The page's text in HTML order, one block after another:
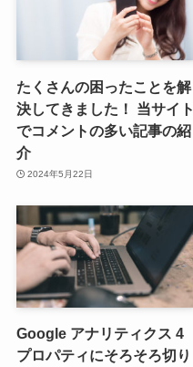
たくさんの困ったことを解
決してきました！ 当サイト
でコメントの多い記事の紹
介
2024年5月22日
Google アナリティクス 4
プロパティにそろそろ切り